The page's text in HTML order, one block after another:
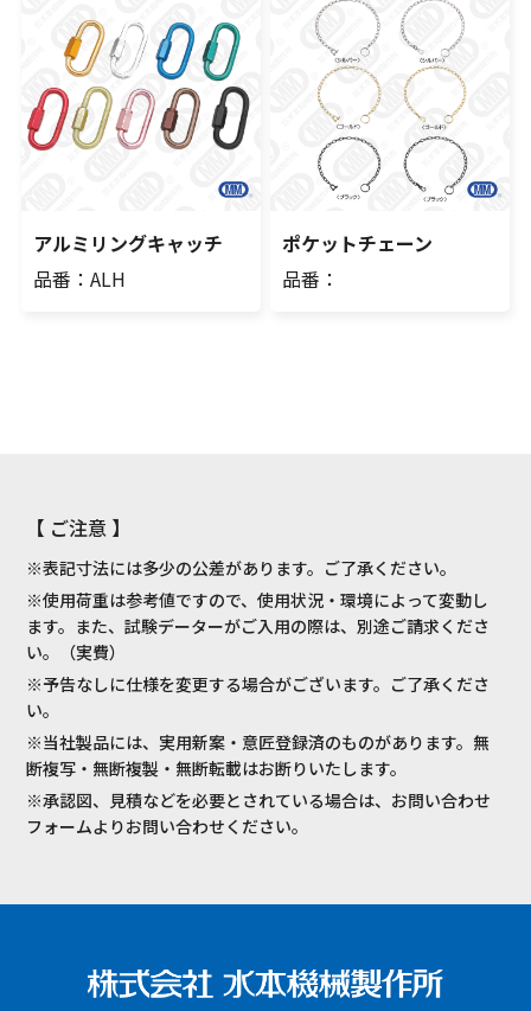
アルミリングキャッチ
品番：ALH
ポケットチェーン
品番：
【 ご注意 】
※表記寸法には多少の公差があります。ご了承ください。
※使用荷重は参考値ですので、使用状況・環境によって変動し
ます。また、試験データーがご入用の際は、別途ご請求くださ
い。（実費）
※予告なしに仕様を変更する場合がございます。ご了承くださ
い。
※当社製品には、実用新案・意匠登録済のものがあります。無
断複写・無断複製・無断転載はお断りいたします。
※承認図、見積などを必要とされている場合は、お問い合わせ
フォームよりお問い合わせください。